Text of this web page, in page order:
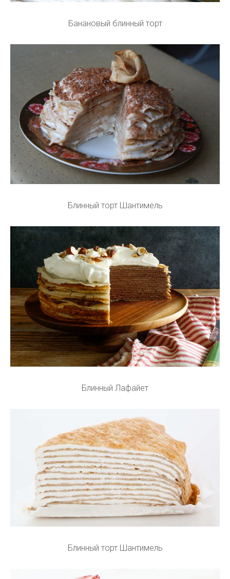
Банановый блинный торт
Блинный торт Шантимель
Блинный Лафайет
Блинный торт Шантимель